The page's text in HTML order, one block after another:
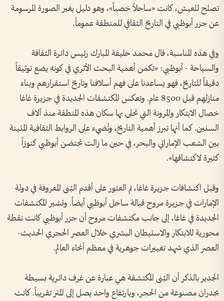
تصلح للعيش، كانت «ساحلاً خصباً»، وهو دليل يغير الصورة المرسومة
عن جزر أبوظبي في التاريخ الثقافي للمنطقة عموماً.
وفي هذه المناسبة، قال محمد خليفة المبارك رئيس دائرة الثقافة
والسياحة - أبوظبي: «تكمن أهمية البحث الأثري في كونه يضع توثيقاً
دقيقاً للتاريخ، فهو يساعدنا على فهم أسلافنا وتاريخ استقرارهم وبناء
منازلهم قبل 8500 عام. وتعكس المكتشفات الجديدة في جزيرة غاغا
خصال الابتكار والمرونة التي تحلى بها سكان هذه المنطقة منذ آلاف
السنين. كما أنها تبرز أهمية التاريخ، وتُضيء على الروابط الثقافية المتينة
بين الشعب الإماراتي والبحر، في حين ما زالت تحتضن أبوظبي كنوزاً
كثيرة لاكتشافها».
وقبل اكتشافات جزيرة غاغا، تم العثور على أقدم البُنى المعروفة في دولة
الإمارات في جزيرة مروح قبالة ساحل أبوظبي أيضاً. وتشير المكتشفات
الجديدة في غاغا، إلى جانب مكتشفات مروح أن جزر أبوظبي كانت نقطة
محورية للابتكار والاستيطان البشري خلال العصر الحجري الحديث-
العصر الذي شهد تغييرات جوهرية في معظم أنحاء العالم.
الجدير بالذكر أن البُنى المُكتشفة هي عبارة عن غرف دائرية بسيطة
بجدران مصنوعة من الحجر، وبارتفاع واحد يصل إلى المتر تقريباً. كانت